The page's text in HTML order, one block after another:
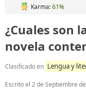
Karma:61%
¿Cuales son
novela
Clasificado en Lengua y
Escrito el 2 de Septiembre